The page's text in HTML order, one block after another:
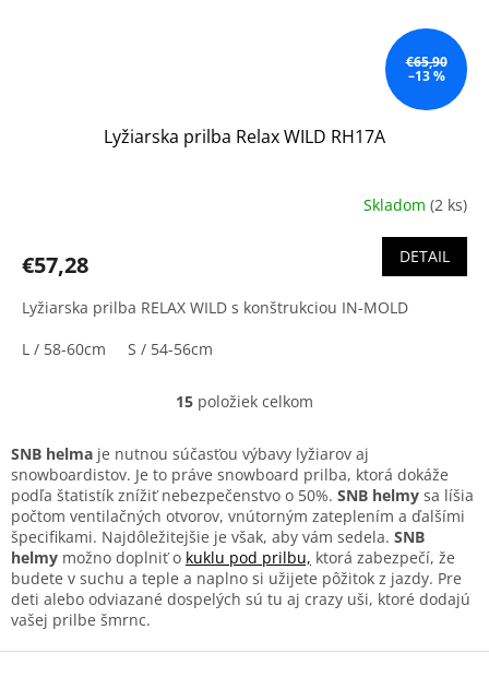
€65,90
–13 %
Lyžiarska prilba Relax WILD RH17A
Skladom (2 ks)
€57,28 DETAIL
Lyžiarska prilba RELAX WILD s konštrukciou IN-MOLD
L / 58-60cm
S / 54-56cm
O
l
á
d
a
c
i
e
p
k
15 položiek celkom
SNB helma je nutnou súčasťou výbavy lyžiarov aj
snowboardistov. Je to práve snowboard prilba, ktorá dokáže
podľa štatistík znížiť nebezpečenstvo o 50%. SNB helmy sa líšia
počtom ventilačných otvorov, vnútorným zateplením a ďalšími
špecifikami. Najdôležitejšie je však, aby vám sedela. SNB
helmy možno doplniť o kuklu pod prilbu, ktorá zabezpečí, že
budete v suchu a teple a naplno si užijete pôžitok z jazdy. Pre
deti alebo odviazané dospelých sú tu aj crazy uši, ktoré dodajú
vašej prilbe šmrnc.
Z